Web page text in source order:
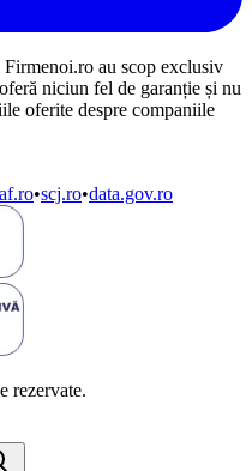
au scop exclusiv
niciun fel de garanție și nu
oferite despre companiile
•scj.ro•data.gov.ro
rezervate.